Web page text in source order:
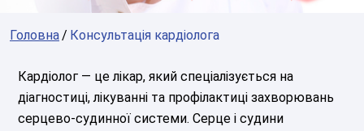
Головна Консультація кардіолога
Кардіолог — це лікар, який спеціалізується на
діагностиці, лікуванні та профілактиці захворювань
серцево-судинної системи. Серце і судини